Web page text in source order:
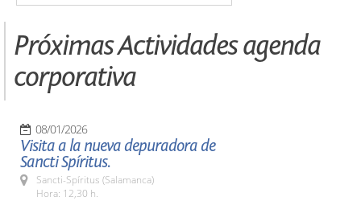
Próximas Actividades agenda
corporativa
08/01/2026
Visita a la nueva depuradora de
Sancti Spíritus.
Sancti-Spíritus (Salamanca)
Hora: 12,30 h.